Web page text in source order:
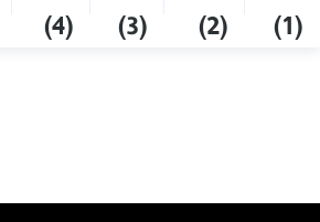
(1)
(2)
(3)
(4)